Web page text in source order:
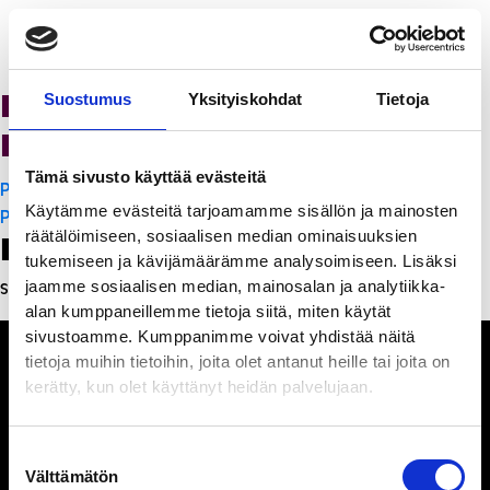
Suostumus Yksityiskohdat Tietoja
Tämä sivusto käyttää evästeitä
Käytämme evästeitä tarjoamamme sisällön ja mainosten
räätälöimiseen, sosiaalisen median ominaisuuksien
tukemiseen ja kävijämäärämme analysoimiseen. Lisäksi
jaamme sosiaalisen median, mainosalan ja analytiikka-
alan kumppaneillemme tietoja siitä, miten käytät
sivustoamme. Kumppanimme voivat yhdistää näitä
tietoja muihin tietoihin, joita olet antanut heille tai joita on
kerätty, kun olet käyttänyt heidän palvelujaan.
valinta
Välttämätön
K-Citymarket Pori
Puuvilla
Artikkelien
selaus
PanchoVilla
PanchoVilla
Leave a Reply
Sinun täytyykirjautua sisäänkommentoidaksesi.
ihmeteltävää